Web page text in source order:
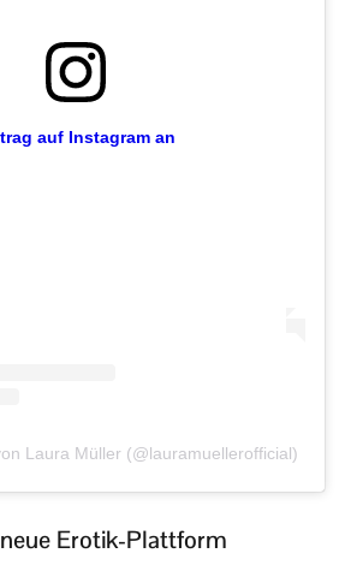
auf Instagram an
Laura Müller (@lauramuellerofficial)
Erotik-Plattform